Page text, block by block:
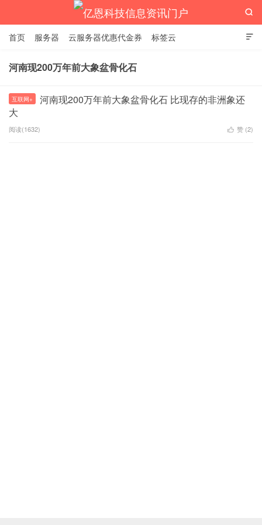
亿恩科技信息资讯门户

首页 服务器 云服务器优惠代金券 标签云

河南现200万年前大象盆骨化石
互联网+
河南现200万年前大象盆骨化石 比现存的非洲象还
大
阅读(1632)  赞 (2)